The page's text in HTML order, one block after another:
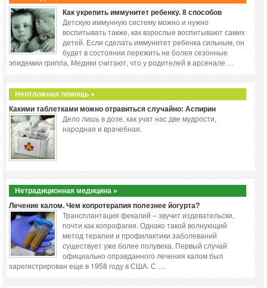
Как укрепить иммунитет ребенку. 8 способов
Детскую иммунную систему можно и нужно
воспитывать также, как взрослые воспитывают самих
детей. Если сделать иммунитет ребенка сильным, он
будет в состоянии пережить не болея сезонные
эпидемии гриппа. Медики считают, что у родителей в арсенале …
Неотложная помощь »
Какими таблетками можно отравиться случайно: Аспирин
Дело лишь в дозе, как учат нас две мудрости,
народная и врачебная.
Нетрадиционная медицина »
Лечение калом. Чем копротерапия полезнее йогурта?
Трансплантация фекалий – звучит издевательски,
почти как копрофагия. Однако такой волнующий
метод терапии и профилактики заболеваний
существует уже более полувека. Первый случай
официально оправданного лечения калом был
зарегистрирован еще в 1958 году в США. С …